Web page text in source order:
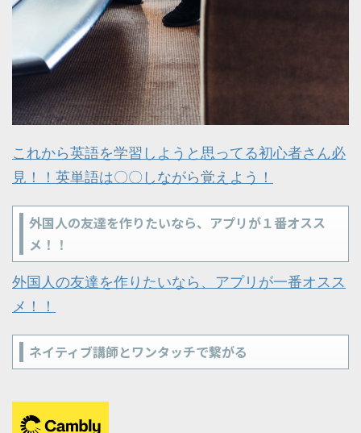
これから英語を学習しようと思ってる初心者さん必
見！！英単語は〇〇しながら覚えよう！
外国人の友達を作りたいなら、アプリが１番オスス
メ！！
外国人の友達を作りたいなら、アプリが一番オスス
メ！！
ネイティブ講師とワンタッチで繋がる